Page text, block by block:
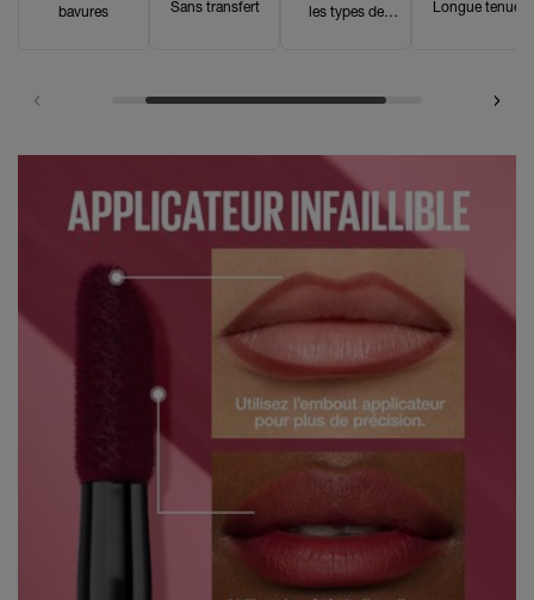
bavures
Sans transfert
les types de
Longue tenue